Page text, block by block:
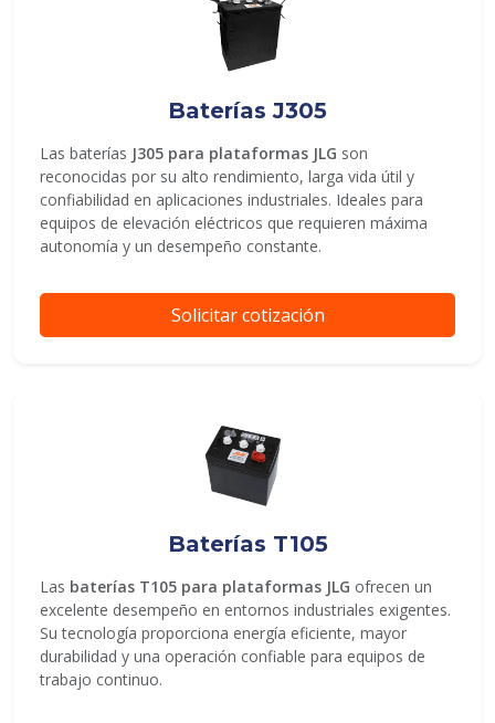
Baterías J305
Las baterías J305 para plataformas JLG son
reconocidas por su alto rendimiento, larga vida útil y
confiabilidad en aplicaciones industriales. Ideales para
equipos de elevación eléctricos que requieren máxima
autonomía y un desempeño constante.
Solicitar cotización
Baterías T105
Las baterías T105 para plataformas JLG ofrecen un
excelente desempeño en entornos industriales exigentes.
Su tecnología proporciona energía eficiente, mayor
durabilidad y una operación confiable para equipos de
trabajo continuo.